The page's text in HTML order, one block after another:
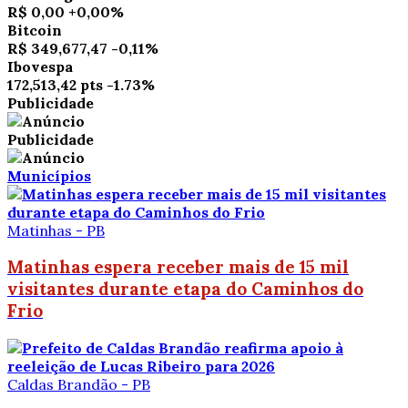
R$ 0,00 +0,00%
Bitcoin
R$ 349,677,47 -0,11%
Ibovespa
172,513,42 pts -1.73%
Publicidade
Publicidade
Municípios
Matinhas - PB
Matinhas espera receber mais de 15 mil
visitantes durante etapa do Caminhos do
Frio
Caldas Brandão - PB